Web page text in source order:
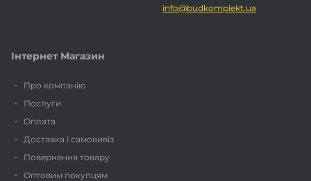
info@budkomplekt.ua
Інтернет Магазин
Про компанію
Послуги
Оплата
Доставка і самовивіз
Повернення товару
Оптовим покупцям